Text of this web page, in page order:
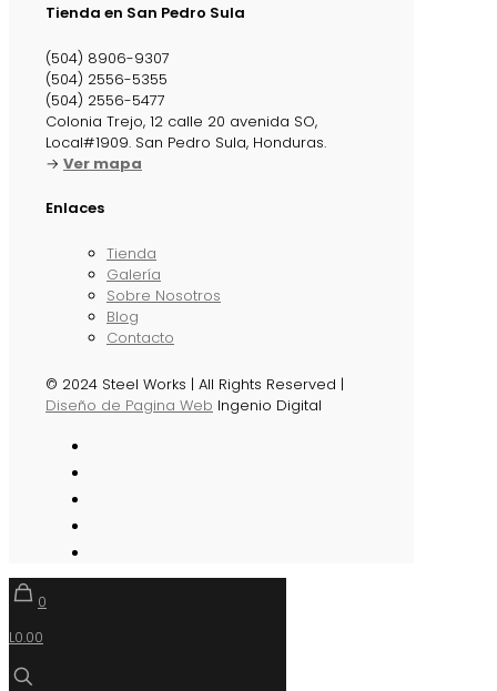
Tienda en San Pedro Sula
(504) 8906-9307
(504) 2556-5355
(504) 2556-5477
Colonia Trejo, 12 calle 20 avenida SO,
Local#1909. San Pedro Sula, Honduras.
→ Ver mapa
Enlaces
Tienda
Galería
Sobre Nosotros
Blog
Contacto
© 2024 Steel Works | All Rights Reserved |
Diseño de Pagina Web Ingenio Digital
0
L0.00